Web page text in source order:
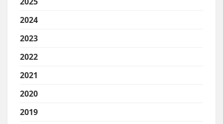
2024
2023
2022
2021
2020
2019